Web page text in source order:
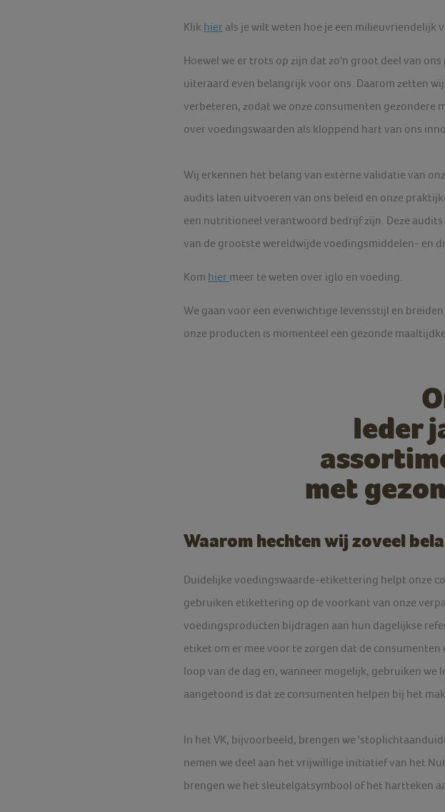
Klik hier als je wilt weten hoe je een milieuvriendelijk
Hoewel we er trots op zijn dat zo'n groot deel van
uiteraard even belangrijk voor ons. Daarom zetten
verbeteren, zodat we onze consumenten gezondere
over voedingswaarden als kloppend hart van ons
Wij erkennen het belang van externe validatie van
audits laten uitvoeren van ons beleid en onze
een nutritioneel verantwoord bedrijf zijn. Deze
van de grootste wereldwijde voedingsmiddelen- en
Kom hier meer te weten over iglo en voeding.
We gaan voor een evenwichtige levensstijl en
onze producten is momenteel een gezonde
Ieder
met
Waarom hechten wij zoveel
Duidelijke voedingswaarde-etikettering helpt onze
gebruiken etikettering op de voorkant van onze
voedingsproducten bijdragen aan hun dagelijkse
etiket om er mee voor te zorgen dat de
loop van de dag en, wanneer mogelijk, gebruiken
aangetoond is dat ze consumenten helpen bij het
In het VK, bijvoorbeeld, brengen we
nemen we deel aan het vrijwillige initiatief van het
brengen we het sleutelgatsymbool of het hartteken